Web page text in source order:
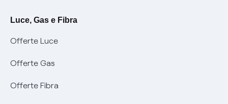
Avvisi
SOS luce e gas
Conciliazioni e risoluzione delle controversie
Negoziazione paritetica
Servizi
Luce, Gas e Fibra
Offerte Luce
Offerte Gas
Offerte Fibra